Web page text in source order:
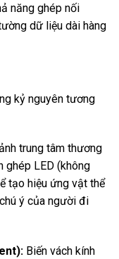
năng ghép nối
dữ liệu dài hàng
kỷ nguyên tương
trung tâm thương
ghép LED (không
tạo hiệu ứng vật thể
ý của người đi
Biến vách kính